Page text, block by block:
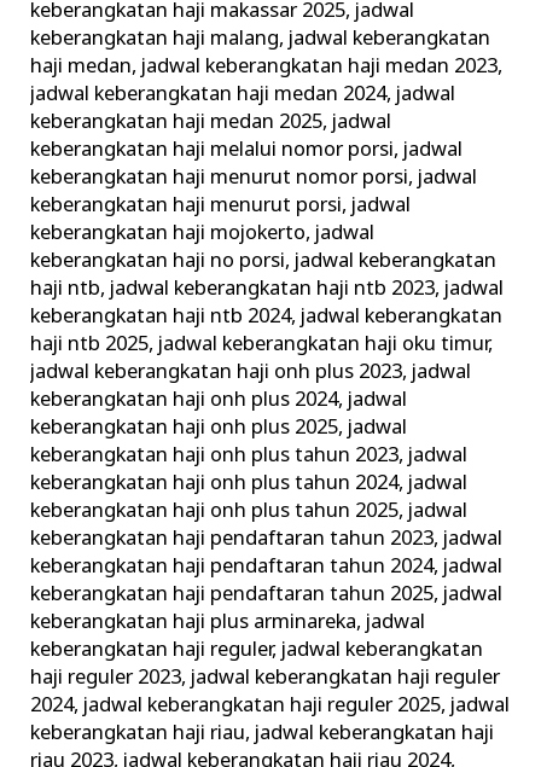
keberangkatan haji makassar 2025, jadwal
keberangkatan haji malang, jadwal keberangkatan
haji medan, jadwal keberangkatan haji medan 2023,
jadwal keberangkatan haji medan 2024, jadwal
keberangkatan haji medan 2025, jadwal
keberangkatan haji melalui nomor porsi, jadwal
keberangkatan haji menurut nomor porsi, jadwal
keberangkatan haji menurut porsi, jadwal
keberangkatan haji mojokerto, jadwal
keberangkatan haji no porsi, jadwal keberangkatan
haji ntb, jadwal keberangkatan haji ntb 2023, jadwal
keberangkatan haji ntb 2024, jadwal keberangkatan
haji ntb 2025, jadwal keberangkatan haji oku timur,
jadwal keberangkatan haji onh plus 2023, jadwal
keberangkatan haji onh plus 2024, jadwal
keberangkatan haji onh plus 2025, jadwal
keberangkatan haji onh plus tahun 2023, jadwal
keberangkatan haji onh plus tahun 2024, jadwal
keberangkatan haji onh plus tahun 2025, jadwal
keberangkatan haji pendaftaran tahun 2023, jadwal
keberangkatan haji pendaftaran tahun 2024, jadwal
keberangkatan haji pendaftaran tahun 2025, jadwal
keberangkatan haji plus arminareka, jadwal
keberangkatan haji reguler, jadwal keberangkatan
haji reguler 2023, jadwal keberangkatan haji reguler
2024, jadwal keberangkatan haji reguler 2025, jadwal
keberangkatan haji riau, jadwal keberangkatan haji